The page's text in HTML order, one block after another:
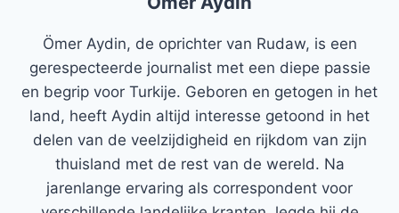
Ömer Aydin, de oprichter van Rudaw, is een
gerespecteerde journalist met een diepe passie
en begrip voor Turkije. Geboren en getogen in het
land, heeft Aydin altijd interesse getoond in het
delen van de veelzijdigheid en rijkdom van zijn
thuisland met de rest van de wereld. Na
jarenlange ervaring als correspondent voor